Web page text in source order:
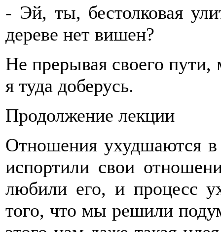
- Эй, ты, бестолковая
дереве нет вишен?
Не прерывая своего пути,
я туда доберусь.
Продолжение лекции
Отношения ухудшаются
испортили свои
любили его, и процесс
того, что мы решили